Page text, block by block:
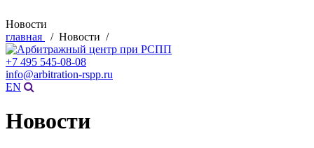
Новости
главная
/ Новости /
+7 495 545-08-08
info@arbitration-rspp.ru
EN
Новости